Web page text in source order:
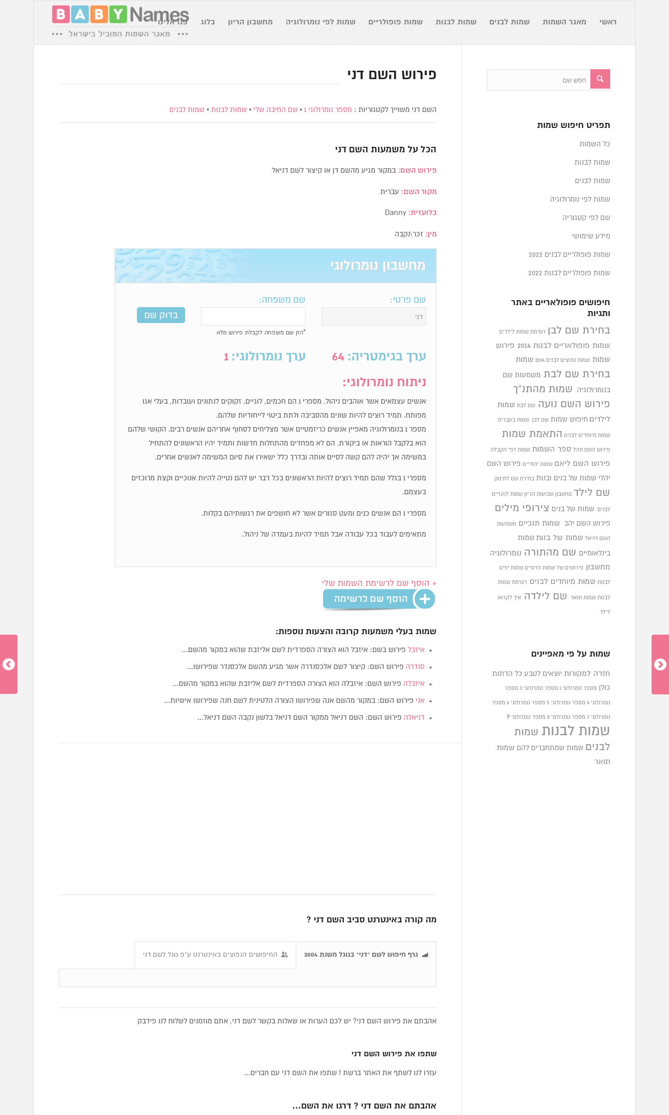
ראשי מאגר השמות שמות לבנים שמות לבנות שמות פופולריים שמות לפי נומרולוגיה מחשבון הריון בלוג פנו אלינו
פירוש השם דני
השם דני משוייך לקטגוריות : מספר נומרולוגי 1 • שם החיבה שלי • שמות לבנות • שמות לבנים
הכל על משמעות השםדני
פירוש השם:במקור מגיע מהשם דן או קיצור לשם דניאל
מקור השם: עברית
בלועזית: Danny
מין: זכר\נקבה
מחשבון נומרולוגי
שם פרטי: שם משפחה:
*הזן שם משפחה לקבלת פירוש מלא
ערך בגימטריה: 64 ערך נומרולוגי: 1
ניתוח נומרולוגי:
אנשים עצמאים אשר אוהבים ניהול. מספרי 1 הם חכמים, לוגיים, זקוקים לנתונים ועובדות, בעלי אגו
מפותח. תמיד רוצים להיות שונים מהסביבה ולתת ביטוי לייחודיות שלהם.
מספר 1 בנומרולוגיה מאפיין אנשים כריזמטיים אשר מצליחים לסחוף אחריהם אנשים רבים. הקושי שלהם
הוא בלקבל הוראות או ביקורת. הם לא מפחדים מהתחלות חדשות ותמיד יהיו הראשונים להתחיל
במשימה אך יהיה להם קשה לסיים אותה ובדרך כלל ישאירו את סיום המשימה לאנשים אחרים.
מספרי 1 בגלל שהם תמיד רוצים להיות הראשונים בכל דבר יש להם נטייה להיות אנוכיים וקצת מרוכזים
בעצמם.
מספרי 1 הם אנשים כנים ומעט סגורים אשר לא חושפים את רגשותיהם בקלות.
מתאימים לעבוד בכל עבודה אבל תמיד להיות בעמדה של ניהול.
+ הוסף שם לרשימת השמות שלי
שמות בעלי משמעות קרובה והצעות נוספות:
איזבל פירוש בשם: איזבל הוא הצורה הספרדית לשם אליזבת שהוא במקור מהשם…
סנדרה פירוש השם: קיצור לשם אלכסנדרה אשר מגיע מהשם אלכסנדר שפירושו…
איזבלה פירוש השם: איזבלה הוא הצורה הספרדית לשם אליזבת שהוא במקור מהשם…
אני פירוש השם: במקור מהשם אנה שפירושו הצורה הלטינית לשם חנה שפירושו אישיות…
דניאלה פירוש השם: השם דניאל ממקור השם דניאל בלשון נקבה השם דניאל…
מה קורה באינטרנט סביב השם דני ?
גרף חיפוש לשם "דני" בגוגל משנת 2004 החיפושים הנפוצים באינטרנט ע"פ גוגל לשם דני
אהבתם את פירוש השם דני? יש לכם הערות או שאלות בקשר לשם דני, אתם מוזמנים לשלוח לנו פידבק
שתפו את פירוש השם דני
עזרו לנו לשתף את האתר ברשת ! שתפו את השם דני עם חברים...
אהבתם את השם דני ? דרגו את השם...
תפריט חיפוש שמות
כל השמות
שמות לבנות
שמות לבנים
שמות לפי נומרולוגיה
שם לפי קטגוריה
מידע שימושי
שמות פופולריים לבנים 2022
שמות פופולריים לבנות 2022
חיפושים פופולאריים באתר
ותגיות
בחירת שם לבן רשימת שמות לילדים
שמות פופולאריים לבנות 2014 פירוש
שמות שמות נפוצים לבנים 2014 שמות
בחירת שם לבת משמעות שם
בנומרולוגיה
שמות מהתנ"ך
פירוש השם נועה
שם לבת שמות
לילדים חיפוש שמות שם לבן שמות בעברית
שמות מיוחדים לבנים התאמת שמות
פירוש השם תהל ספר השמות שמות לפי הקבלה
פירוש השם ליאם שמות יהודיים פירוש השם
יהלי שמות של בנים ובנות בחירת שם לתינוק
שם לילד מחשבון שבועות הריון שמות לועזיים
לבנים שמות של בנים צירופי מילים
פירוש השם יהב שמות תנכיים משמעות
השם דניאל שמות של בנות שמות
בינלאומיים שם מהתורה נומרולוגיה
מחשבון פירושים של שמות פרטיים שמות יפים
לבנות שמות מיוחדים לבנים רשימת שמות
לבנות שמות תואר שם לילדה איך לקרוא
לילד
שמות על פי מאפיינים
חזרה למקורות יוצאים לטבע כל הדתות
כולן מספר נומרולוגי 1 מספר נומרולוגי 3 מספר
נומרולוגי 4 מספר נומרולוגי 5 מספר נומרולוגי 6 מספר
נומרולוגי 7 מספר נומרולוגי 8 מספר נומרולוגי9
שמות לבנות שמות
לבנים
שמות שמתחברים להם שמות
תואר